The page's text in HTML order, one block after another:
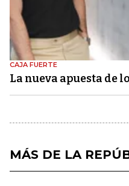
CAJA FUERTE
La nueva apuesta de
MÁS DE LA